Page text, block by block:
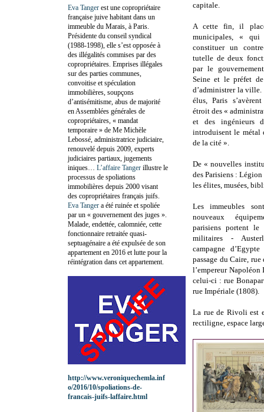
capitale.
A cette fin, il
municipales, «
constituer un
tutelle de deux
par le
Seine et le préfet
d’administrer la ville.
élus, Paris
étroit des «
et des ingénieurs
introduisent le métal
de la cité ».
De « nouvelles
des Parisiens :
les élites, musées,
Les immeubles
nouveaux
parisiens portent
militaires -
campagne
passage du Caire, rue
l’empereur
celui-ci : rue
rue Impériale (1808).
La rue de Rivoli est
rectiligne, espace
Eva Tanger est une copropriétaire
française juive habitant dans un
immeuble du Marais, à Paris.
Présidente du conseil syndical
(1988-1998), elle s’est opposée à
des illégalités commises par des
copropriétaires. Emprises illégales
sur des parties communes,
convoitise et spéculation
immobilières, soupçons
d’antisémitisme, abus de majorité
en Assemblées générales de
copropriétaires, « mandat
temporaire » de Me Michèle
Lebossé, administratrice judiciaire,
renouvelé depuis 2009, experts
judiciaires partiaux, jugements
iniques… L’affaire Tanger illustre le
processus de spoliations
immobilières depuis 2000 visant
des copropriétaires français juifs.
Eva Tanger a été ruinée et spoliée
par un « gouvernement des juges ».
Malade, endettée, calomniée, cette
fonctionnaire retraitée quasi-
septuagénaire a été expulsée de son
appartement en 2016 et lutte pour la
réintégration dans cet appartement.
http://www.veroniquechemla.inf
o/2016/10/spoliations-de-
francais-juifs-laffaire.html